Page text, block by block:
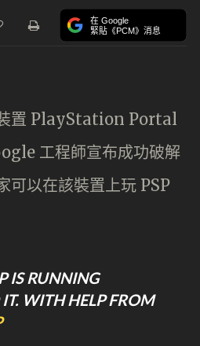
在 Google
緊貼《PCM》消息
裝置 PlayStation Portal
工程師宣布成功破解
以在該裝置上玩 PSP
IS RUNNING
WITH HELP FROM